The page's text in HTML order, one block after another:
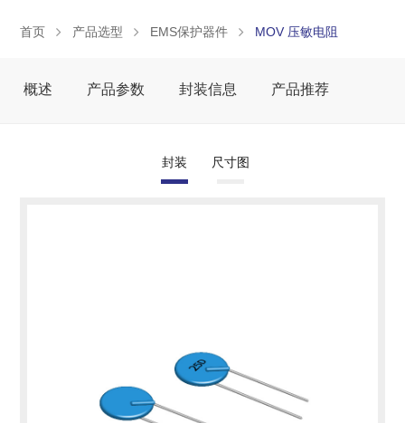
首页 产品选型 EMS保护器件 MOV 压敏电阻
概述 产品参数 封装信息 产品推荐
封装 尺寸图